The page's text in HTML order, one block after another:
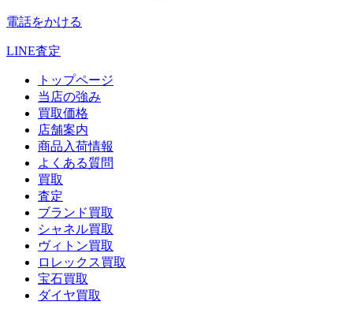
電話をかける
LINE査定
トップページ
当店の強み
買取価格
店舗案内
商品入荷情報
よくある質問
買取
査定
ブランド買取
シャネル買取
ヴィトン買取
ロレックス買取
宝石買取
ダイヤ買取